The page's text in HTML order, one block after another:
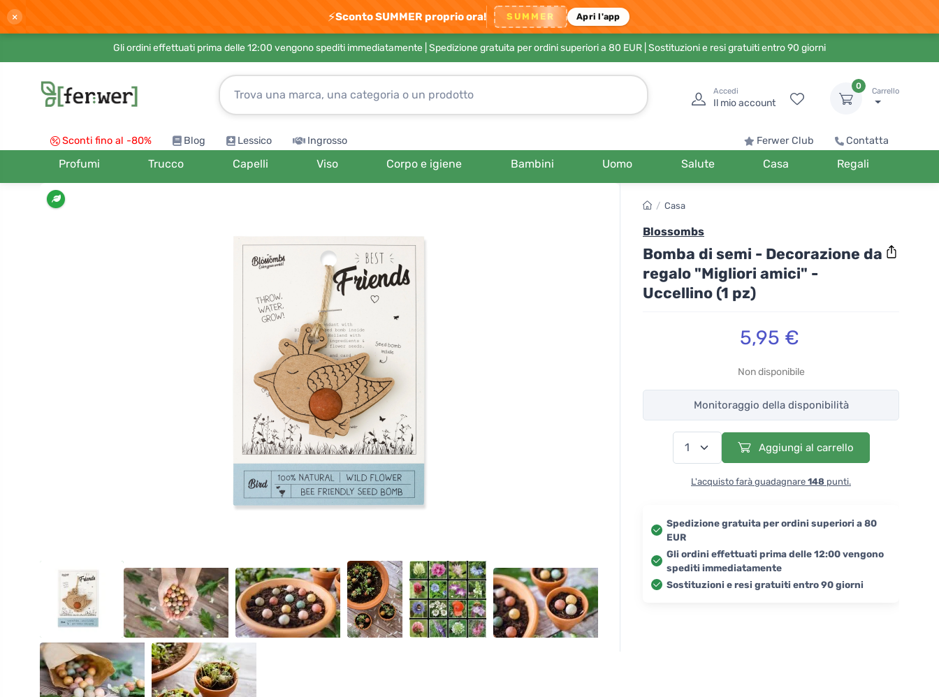
× ⚡Sconto SUMMER proprio ora! SUMMER Apri l'app
Gli ordini effettuati prima delle 12:00 vengono spediti immediatamente | Spedizione gratuita per ordini superiori a 80 EUR | Sostituzioni e resi gratuiti entro 90 giorni
Accedi
Il mio account
0
Carrello
Sconti fino al -80% Blog Lessico Ingrosso Ferwer Club Contatta
Profumi Trucco Capelli Viso Corpo e igiene Bambini Uomo Salute Casa Regali
/ Casa
Blossombs
Bomba di semi - Decorazione da
regalo "Migliori amici" -
Uccellino (1 pz)
5,95 €
Non disponibile
Monitoraggio della disponibilità
Aggiungi al carrello
L'acquisto farà guadagnare 148 punti.
Spedizione gratuita per ordini superiori a 80
EUR
Gli ordini effettuati prima delle 12:00 vengono
spediti immediatamente
Sostituzioni e resi gratuiti entro 90 giorni